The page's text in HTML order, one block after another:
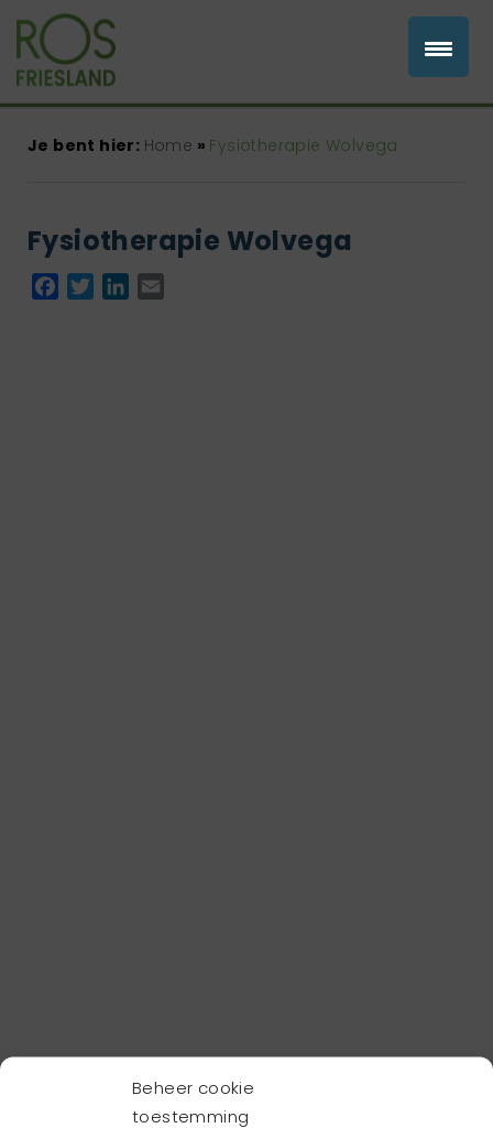
Beheer cookie
toestemming
Je bent hier: Home » Fysiotherapie Wolvega
Fysiotherapie Wolvega
Facebook
TwitterLinkedIn